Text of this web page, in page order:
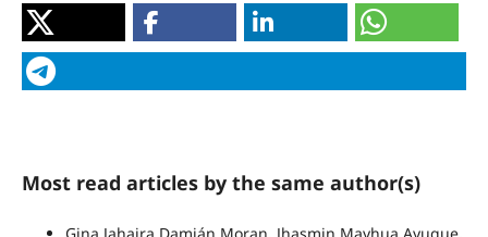
Most read articles by the same author(s)